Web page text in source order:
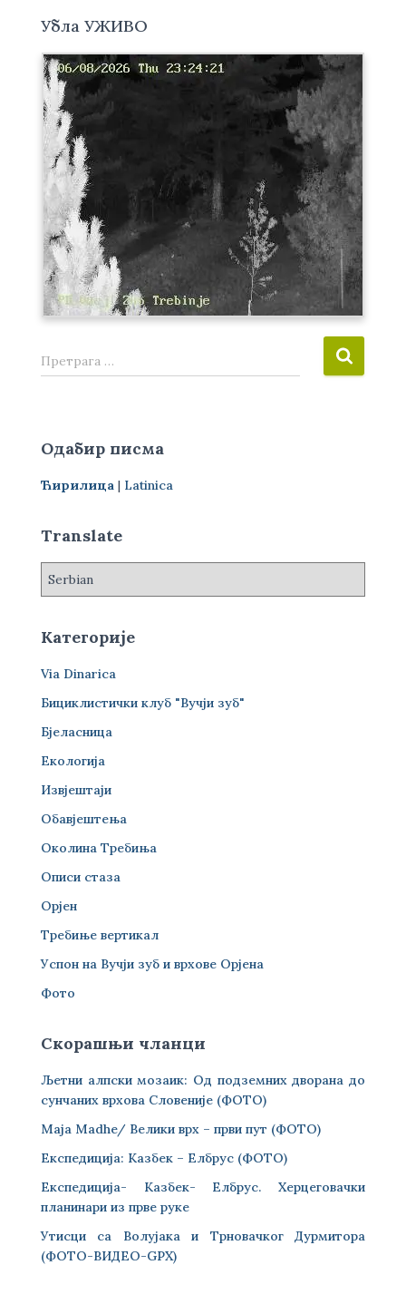
Убла УЖИВО
П
р
а
а
а
Претрага …
Одабир писма
Ћирилица | Latinica
Translate
Категорије
Via Dinarica
Бициклистички клуб "Вучји зуб"
Бјеласница
Екологија
Извјештаји
Обавјештења
Околина Требиња
Описи стаза
Орјен
Требиње вертикал
Успон на Вучји зуб и врхове Орјена
Фото
Скорашњи чланци
Љетни алпски мозаик: Од подземних дворана до
сунчаних врхова Словеније (ФОТО)
Maja Madhe/ Велики врх – први пут (ФОТО)
Експедиција: Казбек – Елбрус (ФОТО)
Експедиција- Казбек- Елбрус. Херцеговачки
планинари из прве руке
Утисци са Волујака и Трновачког Дурмитора
(ФОТО-ВИДЕО-GPX)